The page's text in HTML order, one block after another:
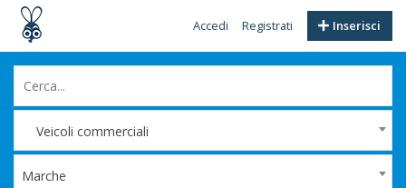
Inserisci
Accedi Registrati
Veicoli commerciali
Marche